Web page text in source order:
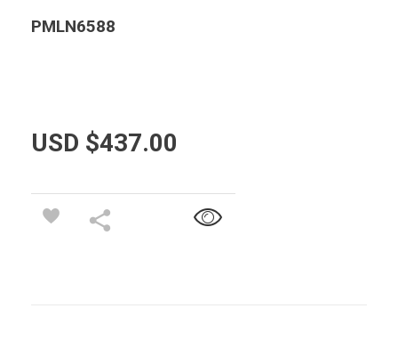
PMLN6588
USD $437.00